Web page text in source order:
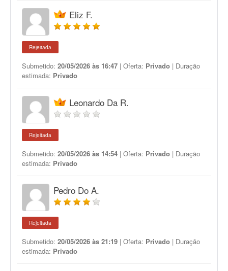
Eliz F.
Rejeitada
Submetido: 20/05/2026 às 16:47 | Oferta: Privado | Duração
estimada: Privado
Leonardo Da R.
Rejeitada
Submetido: 20/05/2026 às 14:54 | Oferta: Privado | Duração
estimada: Privado
Pedro Do A.
Rejeitada
Submetido: 20/05/2026 às 21:19 | Oferta: Privado | Duração
estimada: Privado